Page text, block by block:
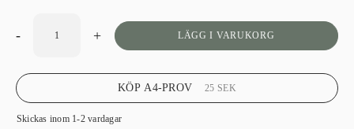
- + LÄGG I VARUKORG
Skickas inom 1-2 vardagar
KÖP A4-PROV 25 SEK